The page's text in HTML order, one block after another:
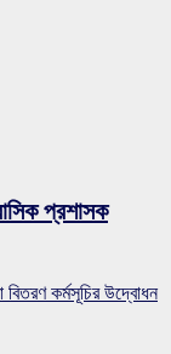
প্রশাসক
বিতরণ কর্মসূচির উদ্বোধন